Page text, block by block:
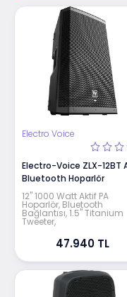
canlı destek üzerinden
Electro Voice
Electro-Voice ZLX-12BT
Bluetooth Hoparlör
12" 1000 Watt Aktif PA
Hoparlör, Bluetooth
Bağlantısı, 1.5" Titanium
Tweeter,
47.940 TL